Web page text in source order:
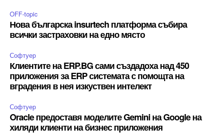
OFF-topic
Нова българска insurtech платформа събира
всички застраховки на едно място
Софтуер
Клиентите на ERP.BG сами създадоха над 450
приложения за ERP системата с помощта на
вградения в нея изкуствен интелект
Софтуер
Oracle предоставя моделите Gemini на Google на
хиляди клиенти на бизнес приложения